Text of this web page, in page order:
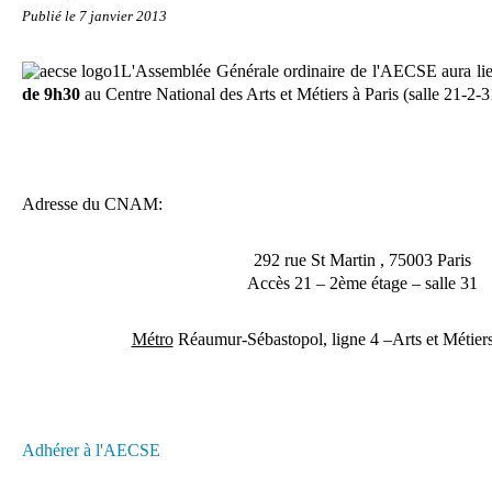
Publié le 7 janvier 2013
L'Assemblée Générale ordinaire de l'AECSE aura
de 9h30 au Centre National des Arts et Métiers à Paris (salle 21-2-
Adresse du CNAM:
292 rue St Martin , 75003 Paris
Accès 21 – 2ème étage – salle 31
Métro Réaumur-Sébastopol, ligne 4 –Arts et
Adhérer à l'AECSE